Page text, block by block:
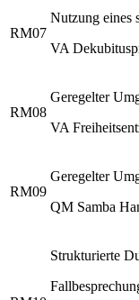
RM07
Nutzung eines
VA
RM08
Geregelter
VA
RM09
Geregelter
QM Samba
Strukturierte